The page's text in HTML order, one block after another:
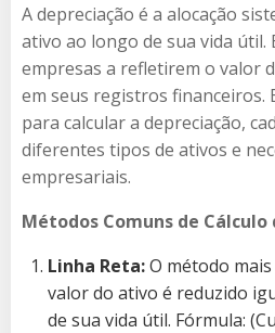
A depreciação é a alocação
ativo ao longo de sua vida útil.
empresas a refletirem o valor
em seus registros financeiros.
para calcular a depreciação,
diferentes tipos de ativos e
empresariais.
Métodos Comuns de Cálculo
Linha Reta:O método
valor do ativo é reduzido
de sua vida útil. Fórmula: